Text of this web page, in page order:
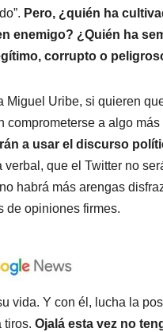
Pero, ¿quién ha
enemigo? ¿Quién ha
corrupto o
Miguel Uribe, si quieren
comprometerse a algo
a usar el discurso
que el Twitter no
habrá más arengas
de opiniones firmes.
vida. Y con él, lucha la
tiros. Ojalá esta vez no